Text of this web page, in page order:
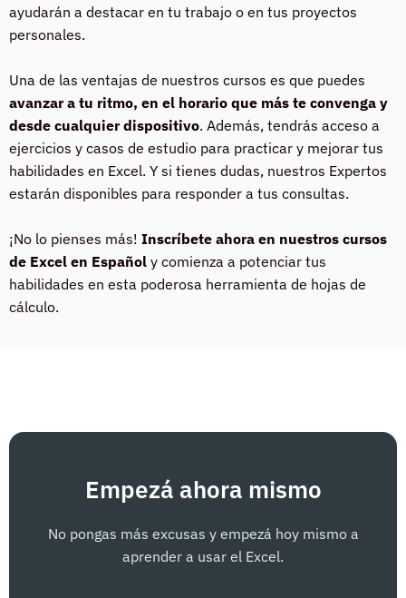
ayudarán a destacar en tu trabajo o en tus proyectos
personales.
Una de las ventajas de nuestros cursos es que puedes
avanzar a tu ritmo, en el horario que más te convenga y
desde cualquier dispositivo. Además, tendrás acceso a
ejercicios y casos de estudio para practicar y mejorar tus
habilidades en Excel. Y si tienes dudas, nuestros Expertos
estarán disponibles para responder a tus consultas.
¡No lo pienses más! Inscríbete ahora en nuestros cursos
de Excel en Español y comienza a potenciar tus
habilidades en esta poderosa herramienta de hojas de
cálculo.
Empezá ahora mismo
No pongas más excusas y empezá hoy mismo a
aprender a usar el Excel.